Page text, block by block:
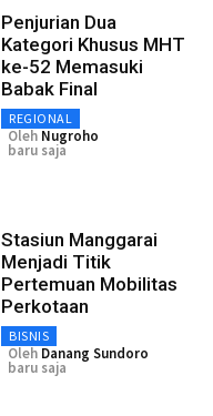
Penjurian Dua
Kategori Khusus MHT
ke-52 Memasuki
Babak Final
REGIONAL
Oleh Nugroho
baru saja
Stasiun Manggarai
Menjadi Titik
Pertemuan Mobilitas
Perkotaan
BISNIS
Oleh Danang Sundoro
baru saja